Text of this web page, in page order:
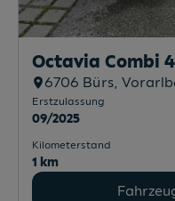
Octavia Combi
6706 Bürs,
Erstzulassung
09/2025
Kilometerstand
1 km